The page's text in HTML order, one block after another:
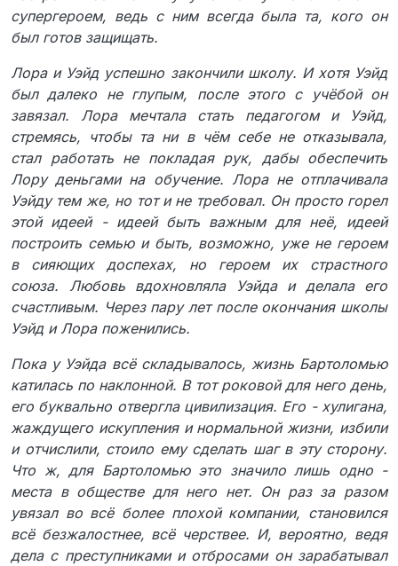
супергероем, ведь с ним всегда была та, кого он
был готов защищать.
Лора и Уэйд успешно закончили школу. И хотя Уэйд
был далеко не глупым, после этого с учёбой он
завязал. Лора мечтала стать педагогом и Уэйд,
стремясь, чтобы та ни в чём себе не отказывала,
стал работать не покладая рук, дабы обеспечить
Лору деньгами на обучение. Лора не отплачивала
Уэйду тем же, но тот и не требовал. Он просто горел
этой идеей - идеей быть важным для неё, идеей
построить семью и быть, возможно, уже не героем
в сияющих доспехах, но героем их страстного
союза. Любовь вдохновляла Уэйда и делала его
счастливым. Через пару лет после окончания школы
Уэйд и Лора поженились.
Пока у Уэйда всё складывалось, жизнь Бартоломью
катилась по наклонной. В тот роковой для него день,
его буквально отвергла цивилизация. Его - хулигана,
жаждущего искупления и нормальной жизни, избили
и отчислили, стоило ему сделать шаг в эту сторону.
Что ж, для Бартоломью это значило лишь одно -
места в обществе для него нет. Он раз за разом
увязал во всё более плохой компании, становился
всё безжалостнее, всё черствее. И, вероятно, ведя
дела с преступниками и отбросами он зарабатывал